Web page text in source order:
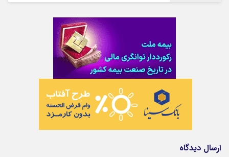
ارسال دیدگاه